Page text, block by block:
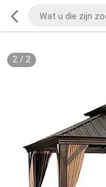
2/ 2